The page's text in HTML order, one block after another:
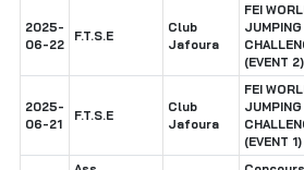
2025-
06-22
F.T.S.E
Club
Jafoura
FEI
JUMPING
(EVENT 2)
2025-
06-21
F.T.S.E
Club
Jafoura
FEI
JUMPING
(EVENT 1)